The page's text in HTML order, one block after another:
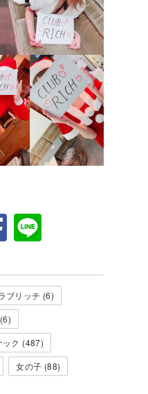
ブリッチ (6)
ック (487)
女の子 (88)